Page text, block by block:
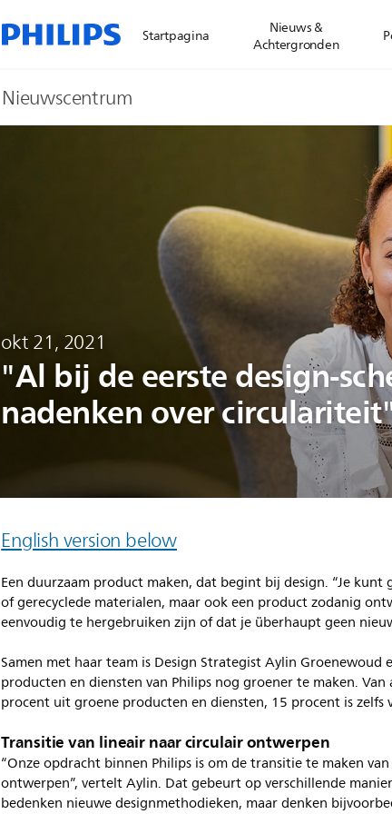
Startpagina
Nieuws &
Achtergronden
Nieuwscentrum
okt 21, 2021
"Al bij de eerste design-
nadenken over
English version below
Een duurzaam product maken, dat begint bij design. “Je kunt
of gerecyclede materialen, maar ook een product zodanig
eenvoudig te hergebruiken zijn of dat je überhaupt geen
Samen met haar team is Design Strategist Aylin Groenewoud
producten en diensten van Philips nog groener te maken.
procent uit groene producten en diensten, 15 procent is zelfs
Transitie van lineair naar circulair ontwerpen
“Onze opdracht binnen Philips is om de transitie te maken
ontwerpen”, vertelt Aylin. Dat gebeurt op verschillende
bedenken nieuwe designmethodieken, maar denken